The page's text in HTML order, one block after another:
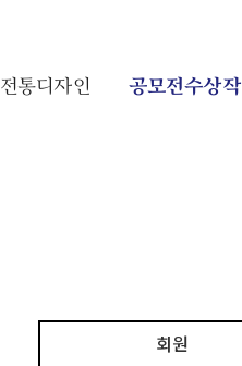
전통디자인 공모전수상작
회원